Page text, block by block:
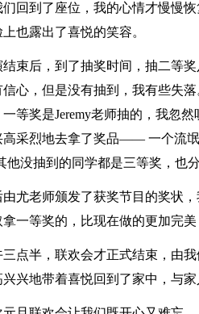
们回到了座位，我的心情才慢慢
也露出了喜悦的笑容。
结束后，到了抽奖时间，抽二等
心，但是没有抽到，我有些失
一等奖是Jeremy老师抽的，我忽
高采烈地去拿了奖品—— 一个流
他没抽到的同学都是三等奖，也
由尤老师颁发了获奖节目的奖状
一等奖的，比现在做的更加完美
三点半，联欢会才正式结束，由
兴地带着喜悦回到了家中，与家